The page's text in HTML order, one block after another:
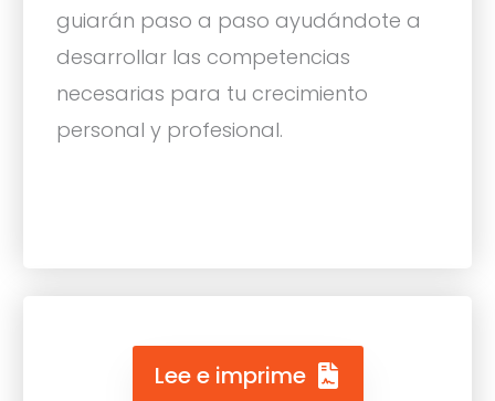
guiarán paso a paso ayudándote a
desarrollar las competencias
necesarias para tu crecimiento
personal y profesional.
Lee e imprime